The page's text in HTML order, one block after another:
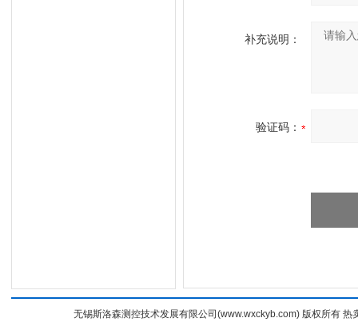
补充说明：
验证码：
无锡斯洛森测控技术发展有限公司(www.wxckyb.com) 版权所有